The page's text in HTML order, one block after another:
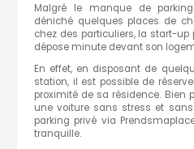
Malgré le manque de
déniché quelques places de
chez des particuliers, la start-up
dépose minute devant son
En effet, en disposant de
station, il est possible de
proximité de sa résidence. Bien
une voiture sans stress et
parking privé via
tranquille.